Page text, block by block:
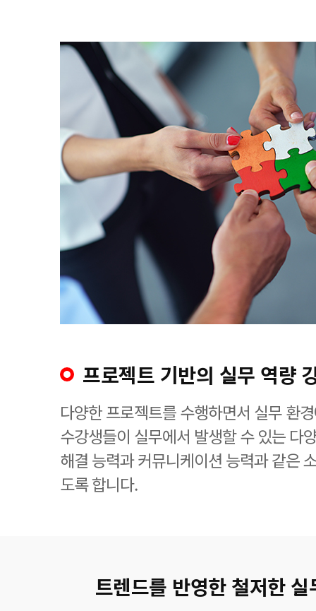
프로젝트 기반의 실무 역량
다양한 프로젝트를 수행하면서 실무 환
수강생들이 실무에서 발생할 수 있는 다
해결 능력과 커뮤니케이션 능력과 같은
도록 합니다.
트렌드를 반영한 철저한